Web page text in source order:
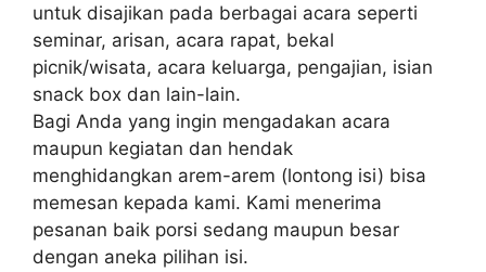
untuk disajikan pada berbagai acara seperti
seminar, arisan, acara rapat, bekal
picnik/wisata, acara keluarga, pengajian, isian
snack box dan lain-lain.
Bagi Anda yang ingin mengadakan acara
maupun kegiatan dan hendak
menghidangkan arem-arem (lontong isi) bisa
memesan kepada kami. Kami menerima
pesanan baik porsi sedang maupun besar
dengan aneka pilihan isi.